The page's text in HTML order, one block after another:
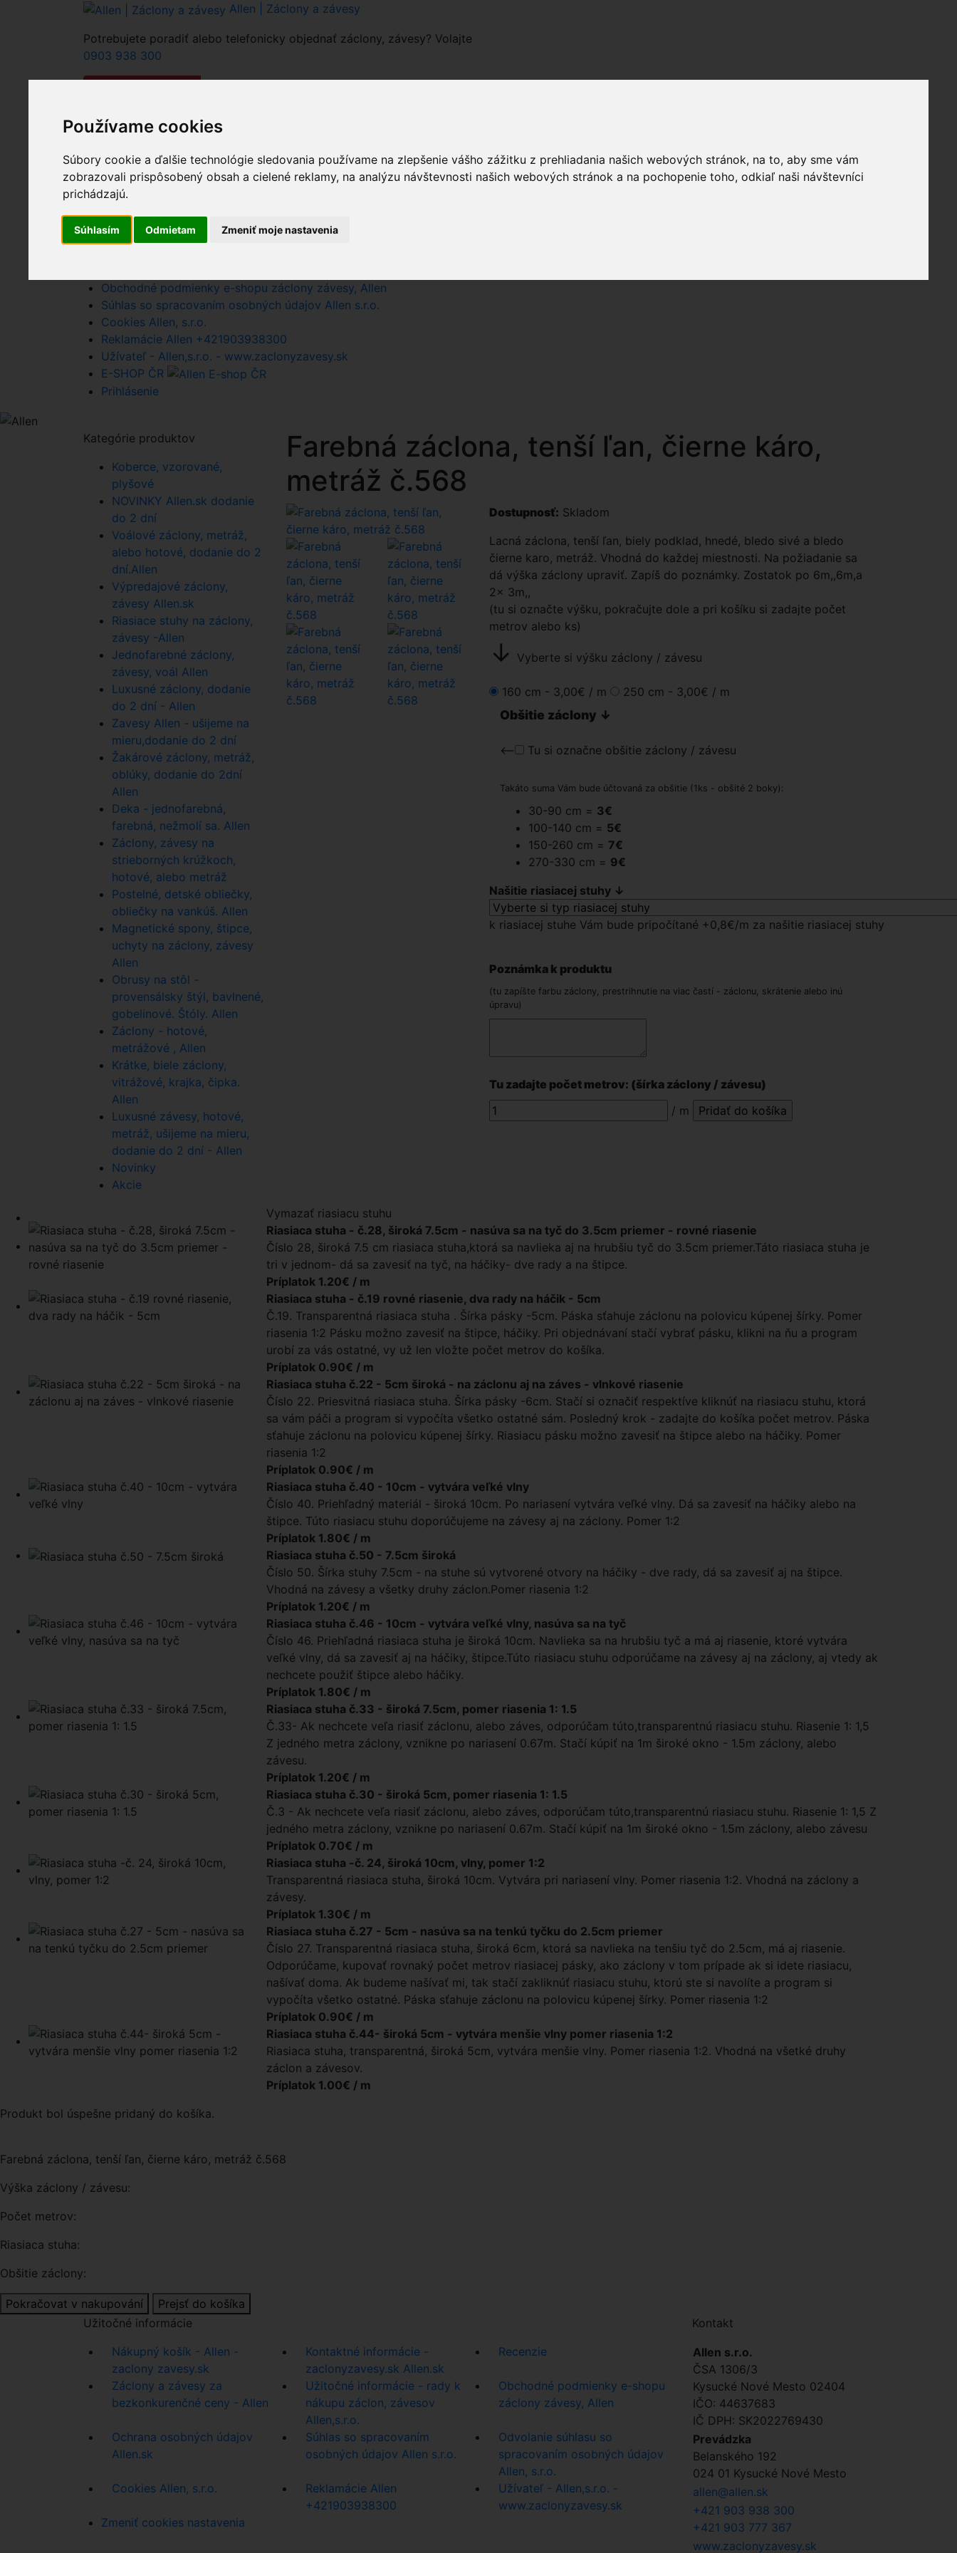
Používame cookies
Súbory cookie a ďalšie technológie sledovania používame na zlepšenie vášho zážitku z prehliadania našich webových stránok, na to, aby sme vám
zobrazovali prispôsobený obsah a cielené reklamy, na analýzu návštevnosti našich webových stránok a na pochopenie toho, odkiaľ naši návštevníci
prichádzajú.
Súhlasím Odmietam Zmeniť moje nastavenia
Allen | Záclony a závesy
Potrebujete poradiť alebo telefonicky objednať záclony, závesy? Volajte
0903 938 300
Nákupný košík je prázdny
pri hľadaní farby zadajte iba farbu
Nákupný košík - Allen - zaclony zavesy.sk
Kontaktné informácie - zaclonyzavesy.sk Allen.sk
Recenzie
Obchodné podmienky e-shopu záclony závesy, Allen
Súhlas so spracovaním osobných údajov Allen s.r.o.
Cookies Allen, s.r.o.
Reklamácie Allen +421903938300
Užívateľ - Allen,s.r.o. - www.zaclonyzavesy.sk
E-SHOP ČR
Prihlásenie
Kategórie produktov
Koberce, vzorované,
plyšové
NOVINKY Allen.sk dodanie
do 2 dní
Voálové záclony, metráž,
alebo hotové, dodanie do 2
dní.Allen
Výpredajové záclony,
závesy Allen.sk
Riasiace stuhy na záclony,
závesy -Allen
Jednofarebné záclony,
závesy, voál Allen
Luxusné záclony, dodanie
do 2 dní - Allen
Zavesy Allen - ušijeme na
mieru,dodanie do 2 dní
Žakárové záclony, metráž,
oblúky, dodanie do 2dní
Allen
Deka - jednofarebná,
farebná, nežmolí sa. Allen
Záclony, závesy na
strieborných krúžkoch,
hotové, alebo metráž
Postelné, detské obliečky,
obliečky na vankúš. Allen
Magnetické spony, štipce,
uchyty na záclony, závesy
Allen
Obrusy na stôl -
provensálsky štýl, bavlnené,
gobelinové. Štóly. Allen
Záclony - hotové,
metrážové , Allen
Krátke, biele záclony,
vitrážové, krajka, čipka.
Allen
Luxusné závesy, hotové,
metráž, ušijeme na mieru,
dodanie do 2 dní - Allen
Novinky
Akcie
Farebná záclona, tenší ľan, čierne káro,
metráž č.568
Dostupnosť: Skladom
Lacná záclona, tenší ľan, biely podklad, hnedé, bledo sivé a bledo
čierne karo, metráž. Vhodná do každej miestnosti. Na požiadanie sa
dá výška záclony upraviť. Zapíš do poznámky. Zostatok po 6m,,6m,a
2x 3m,,
(tu si označte výšku, pokračujte dole a pri košíku si zadajte počet
metrov alebo ks)
↓ Vyberte si výšku záclony / závesu
160 cm - 3,00€ / m 250 cm - 3,00€ / m
Obšitie záclony ↓
<-- Tu si označne obšitie záclony / závesu
Takáto suma Vám bude účtovaná za obšitie (1ks - obšité 2 boky):
30-90 cm = 3€
100-140 cm = 5€
150-260 cm = 7€
270-330 cm = 9€
Našitie riasiacej stuhy ↓
k riasiacej stuhe Vám bude pripočítané +0,8€/m za našitie riasiacej stuhy
Poznámka k produktu
(tu zapíšte farbu záclony, prestrihnutie na viac častí - záclonu, skrátenie alebo inú
úpravu)
Tu zadajte počet metrov: (šírka záclony / závesu)
/ m
Vymazať riasiacu stuhu
Riasiaca stuha - č.28, široká 7.5cm - nasúva sa na tyč do 3.5cm priemer - rovné riasenie
Číslo 28, široká 7.5 cm riasiaca stuha,ktorá sa navlieka aj na hrubšiu tyč do 3.5cm priemer.Táto riasiaca stuha je
tri v jednom- dá sa zavesiť na tyč, na háčiky- dve rady a na štipce.
Príplatok 1.20€ / m
Riasiaca stuha - č.19 rovné riasenie, dva rady na háčik - 5cm
Č.19. Transparentná riasiaca stuha . Šírka pásky -5cm. Páska sťahuje záclonu na polovicu kúpenej šírky. Pomer
riasenia 1:2 Pásku možno zavesiť na štipce, háčiky. Pri objednávaní stačí vybrať pásku, klikni na ňu a program
urobí za vás ostatné, vy už len vložte počet metrov do košíka.
Príplatok 0.90€ / m
Riasiaca stuha č.22 - 5cm široká - na záclonu aj na záves - vlnkové riasenie
Číslo 22. Priesvitná riasiaca stuha. Šírka pásky -6cm. Stačí si označiť respektíve kliknúť na riasiacu stuhu, ktorá
sa vám páči a program si vypočíta všetko ostatné sám. Posledný krok - zadajte do košíka počet metrov. Páska
sťahuje záclonu na polovicu kúpenej šírky. Riasiacu pásku možno zavesiť na štipce alebo na háčiky. Pomer
riasenia 1:2
Príplatok 0.90€ / m
Riasiaca stuha č.40 - 10cm - vytvára veľké vlny
Číslo 40. Priehľadný materiál - široká 10cm. Po nariasení vytvára veľké vlny. Dá sa zavesiť na háčiky alebo na
štipce. Túto riasiacu stuhu doporúčujeme na závesy aj na záclony. Pomer 1:2
Príplatok 1.80€ / m
Riasiaca stuha č.50 - 7.5cm široká
Číslo 50. Šírka stuhy 7.5cm - na stuhe sú vytvorené otvory na háčiky - dve rady, dá sa zavesiť aj na štipce.
Vhodná na závesy a všetky druhy záclon.Pomer riasenia 1:2
Príplatok 1.20€ / m
Riasiaca stuha č.46 - 10cm - vytvára veľké vlny, nasúva sa na tyč
Číslo 46. Priehľadná riasiaca stuha je široká 10cm. Navlieka sa na hrubšiu tyč a má aj riasenie, ktoré vytvára
veľké vlny, dá sa zavesiť aj na háčiky, štipce.Túto riasiacu stuhu odporúčame na závesy aj na záclony, aj vtedy ak
nechcete použiť štipce alebo háčiky.
Príplatok 1.80€ / m
Riasiaca stuha č.33 - široká 7.5cm, pomer riasenia 1: 1.5
Č.33- Ak nechcete veľa riasiť záclonu, alebo záves, odporúčam túto,transparentnú riasiacu stuhu. Riasenie 1: 1,5
Z jedného metra záclony, vznikne po nariasení 0.67m. Stačí kúpiť na 1m široké okno - 1.5m záclony, alebo
závesu.
Príplatok 1.20€ / m
Riasiaca stuha č.30 - široká 5cm, pomer riasenia 1: 1.5
Č.3 - Ak nechcete veľa riasiť záclonu, alebo záves, odporúčam túto,transparentnú riasiacu stuhu. Riasenie 1: 1,5 Z
jedného metra záclony, vznikne po nariasení 0.67m. Stačí kúpiť na 1m široké okno - 1.5m záclony, alebo závesu
Príplatok 0.70€ / m
Riasiaca stuha -č. 24, široká 10cm, vlny, pomer 1:2
Transparentná riasiaca stuha, široká 10cm. Vytvára pri nariasení vlny. Pomer riasenia 1:2. Vhodná na záclony a
závesy.
Príplatok 1.30€ / m
Riasiaca stuha č.27 - 5cm - nasúva sa na tenkú tyčku do 2.5cm priemer
Číslo 27. Transparentná riasiaca stuha, široká 6cm, ktorá sa navlieka na tenšiu tyč do 2.5cm, má aj riasenie.
Odporúčame, kupovať rovnaký počet metrov riasiacej pásky, ako záclony v tom prípade ak si idete riasiacu,
našívať doma. Ak budeme našívať mi, tak stačí zakliknúť riasiacu stuhu, ktorú ste si navolíte a program si
vypočíta všetko ostatné. Páska sťahuje záclonu na polovicu kúpenej šírky. Pomer riasenia 1:2
Príplatok 0.90€ / m
Riasiaca stuha č.44- široká 5cm - vytvára menšie vlny pomer riasenia 1:2
Riasiaca stuha, transparentná, široká 5cm, vytvára menšie vlny. Pomer riasenia 1:2. Vhodná na všetké druhy
záclon a závesov.
Príplatok 1.00€ / m
Produkt bol úspešne pridaný do košíka.
Farebná záclona, tenší ľan, čierne káro, metráž č.568
Výška záclony / závesu:
Počet metrov:
Riasiaca stuha:
Obšitie záclony:
Pokračovat v nakupování
Prejsť do košíka
Užitočné informácie
Nákupný košík - Allen -
zaclony zavesy.sk
Kontaktné informácie -
zaclonyzavesy.sk Allen.sk
Recenzie
Záclony a závesy za
bezkonkurenčné ceny - Allen
Užitočné informácie - rady k
nákupu záclon, závesov
Allen,s.r.o.
Obchodné podmienky e-shopu
záclony závesy, Allen
Ochrana osobných údajov
Allen.sk
Súhlas so spracovaním
osobných údajov Allen s.r.o.
Odvolanie súhlasu so
spracovaním osobných údajov
Allen, s.r.o.
Cookies Allen, s.r.o.
Reklamácie Allen
+421903938300
Užívateľ - Allen,s.r.o. -
www.zaclonyzavesy.sk
Zmeniť cookies nastavenia
Kontakt
Allen s.r.o.
ČSA 1306/3
Kysucké Nové Mesto 02404
IČO: 44637683
IČ DPH: SK2022769430
Prevádzka
Belanského 192
024 01 Kysucké Nové Mesto
allen@allen.sk
+421 903 938 300
+421 903 777 367
www.zaclonyzavesy.sk